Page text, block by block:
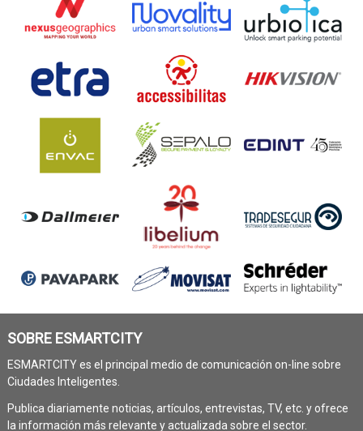
SOBRE ESMARTCITY
ESMARTCITY es el principal medio de comunicación on-line sobre
Ciudades Inteligentes.
Publica diariamente noticias, artículos, entrevistas, TV, etc. y ofrece
la información más relevante y actualizada sobre el sector.